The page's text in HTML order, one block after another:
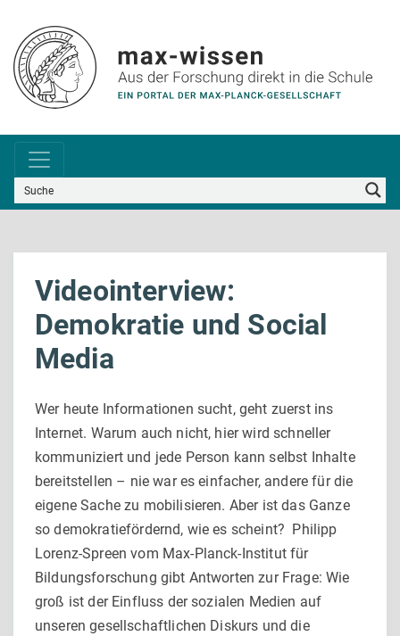
Videointerview:
Demokratie und Social
Media
Wer heute Informationen sucht, geht zuerst ins
Internet. Warum auch nicht, hier wird schneller
kommuniziert und jede Person kann selbst Inhalte
bereitstellen – nie war es einfacher, andere für die
eigene Sache zu mobilisieren. Aber ist das Ganze
so demokratiefördernd, wie es scheint? Philipp
Lorenz-Spreen vom Max-Planck-Institut für
Bildungsforschung gibt Antworten zur Frage: Wie
groß ist der Einfluss der sozialen Medien auf
unseren gesellschaftlichen Diskurs und die